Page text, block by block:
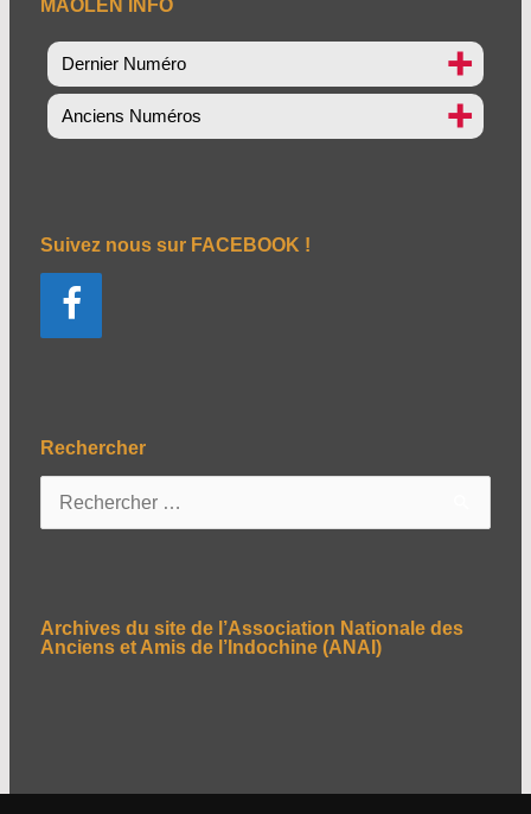
MAOLEN INFO
Dernier Numéro
Anciens Numéros
Suivez nous sur FACEBOOK !
Rechercher
rArchives du site de l’Association Nationale des
Anciens et Amis de l’Indochine (ANAI)